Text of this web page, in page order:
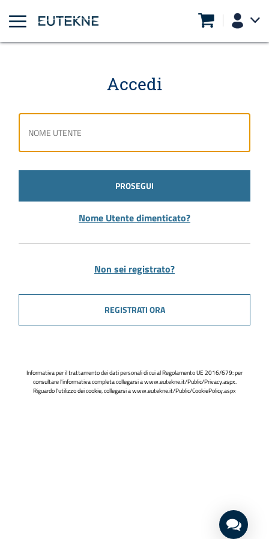
Accedi
PROSEGUI
Nome Utente dimenticato?
Non sei registrato?
REGISTRATI ORA
Informativa per il trattamento dei dati personali di cui al Regolamento UE 2016/679: per
consultare l'informativa completa collegarsi awww.eutekne.it/Public/Privacy.aspx.
Riguardo l'utilizzo dei cookie, collegarsi awww.eutekne.it/Public/CookiePolicy.aspx